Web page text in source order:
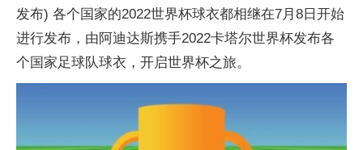
发布) 各个国家的2022世界杯球衣都相继在7月8日开始
进行发布，由阿迪达斯携手2022卡塔尔世界杯发布各
个国家足球队球衣，开启世界杯之旅。